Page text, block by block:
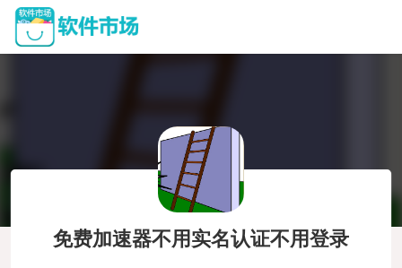
免费加速器不用实名认证不用登录